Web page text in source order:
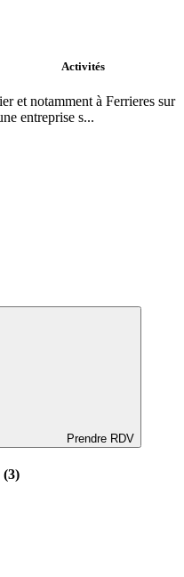
Activités
et notamment à Ferrieres sur
entreprise s...
Prendre RDV
(3)